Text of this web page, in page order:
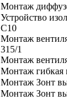
Монтаж
Устройство
С10
Монтаж
315/1
Монтаж
Монтаж гибкая
Монтаж Зонт
Монтаж Зонт